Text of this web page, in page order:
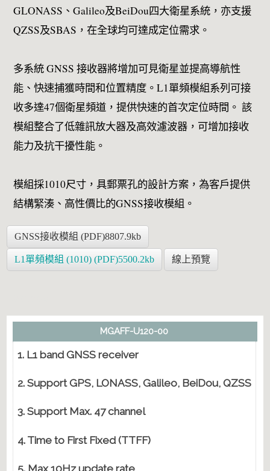
GLONASS、Galileo及BeiDou四大衛星系統，亦支援
QZSS及SBAS，在全球均可達成定位需求。
多系統 GNSS 接收器將增加可見衛星並提高導航性
能、快速捕獲時間和位置精度。L1單頻模組系列可接
收多達47個衛星頻道，提供快速的首次定位時間。 該
模組整合了低雜訊放大器及高效濾波器，可增加接收
能力及抗干擾性能。
模組採1010尺寸，具郵票孔的設計方案，為客戶提供
結構緊湊、高性價比的GNSS接收模組。
GNSS接收模組 (PDF)8807.9kb
L1單頻模組 (1010) (PDF)5500.2kb 線上預覽
MGAFF-U120-00
1. L1 band GNSS receiver
2. Support GPS, LONASS, Galileo, BeiDou, QZSS
3. Support Max. 47 channel
4. Time to First Fixed (TTFF)
5. Max 10Hz update rate